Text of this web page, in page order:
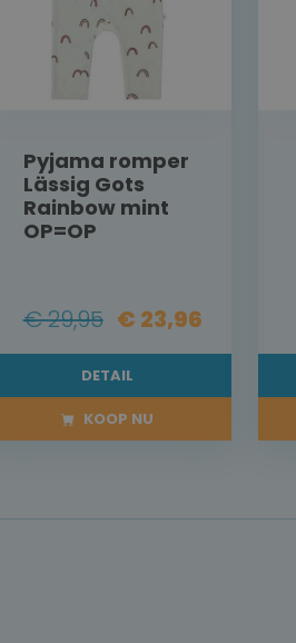
Pyjama romper
Lässig Gots
Rainbow mint
OP=OP
€ 29,95 € 23,96
DETAIL
KOOP NU